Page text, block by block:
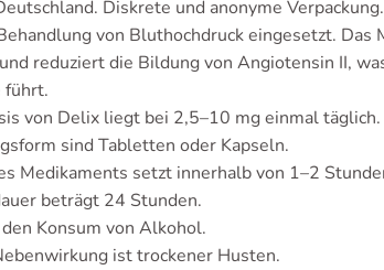
Diskrete und anonyme Verpackung.
von Bluthochdruck eingesetzt. Das
reduziert die Bildung von Angiotensin II,
führt.
von Delix liegt bei 2,5–10 mg einmal täglich.
sind Tabletten oder Kapseln.
Medikaments setzt innerhalb von 1–2
beträgt 24 Stunden.
Konsum von Alkohol.
ist trockener Husten.